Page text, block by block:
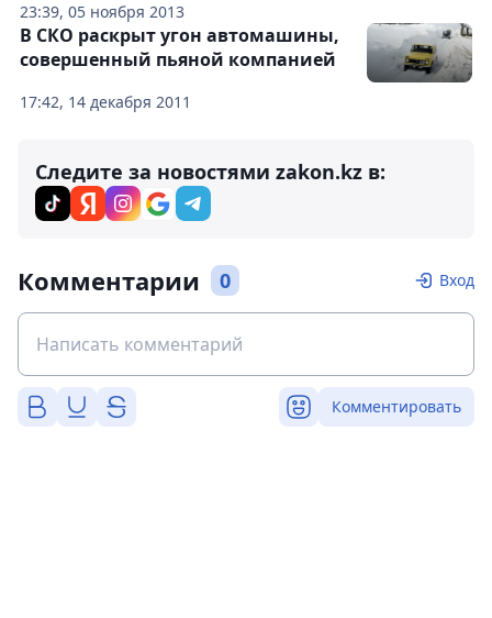
23:39, 05 ноября 2013
17:42, 14 декабря 2011
В СКО раскрыт угон автомашины,
совершенный пьяной компанией
Следите за новостями zakon.kz в:
Комментарии 0 Вход
Комментировать